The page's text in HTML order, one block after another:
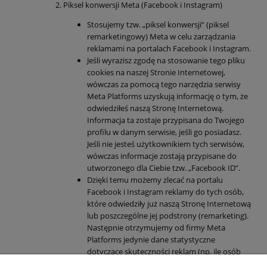
Piksel konwersji Meta (Facebook i Instagram)
Stosujemy tzw. „piksel konwersji” (piksel
remarketingowy) Meta w celu zarządzania
reklamami na portalach Facebook i Instagram.
Jeśli wyrazisz zgodę na stosowanie tego pliku
cookies na naszej Stronie Internetowej,
wówczas za pomocą tego narzędzia serwisy
Meta Platforms uzyskują informację o tym, że
odwiedziłeś naszą Stronę Internetową.
Informacja ta zostaje przypisana do Twojego
profilu w danym serwisie, jeśli go posiadasz.
Jeśli nie jesteś użytkownikiem tych serwisów,
wówczas informacje zostają przypisane do
utworzonego dla Ciebie tzw. „Facebook ID”.
Dzięki temu możemy zlecać na portalu
Facebook i Instagram reklamy do tych osób,
które odwiedziły już naszą Stronę Internetową
lub poszczególne jej podstrony (remarketing).
Następnie otrzymujemy od firmy Meta
Platforms jedynie dane statystyczne
dotyczące skuteczności reklam (np. ile osób